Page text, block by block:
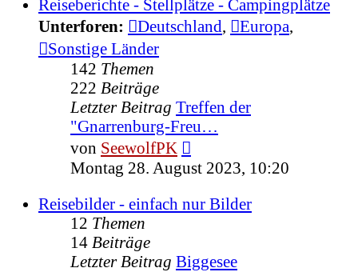
Reiseberichte - Stellplätze - Campingplätze
Unterforen:
Deutschland, Europa,
Sonstige Länder
142 Themen
222 Beiträge
Letzter Beitrag Treffen der
"Gnarrenburg-Freu…
von SeewolfPK
Beitrag
Montag 28. August 2023, 10:20
Reisebilder - einfach nur Bilder
12 Themen
14 Beiträge
Letzter Beitrag Biggesee